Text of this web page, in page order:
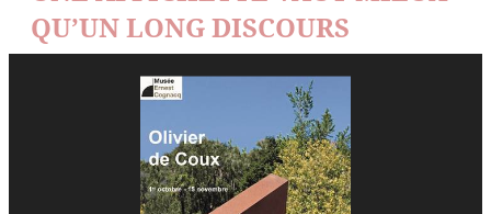
QU’UN LONG DISCOURS